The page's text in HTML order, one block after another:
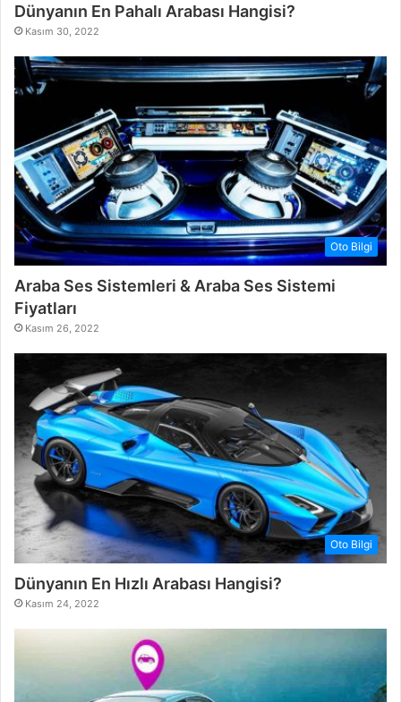
Dünyanın En Pahalı Arabası Hangisi?
Kasım 30, 2022
Oto Bilgi
Araba Ses Sistemleri & Araba Ses Sistemi
Fiyatları
Kasım 26, 2022
Oto Bilgi
Dünyanın En Hızlı Arabası Hangisi?
Kasım 24, 2022